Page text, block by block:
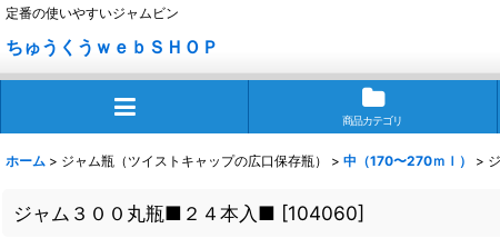
定番の使いやすいジャムビン
ちゅうくうｗｅｂＳＨＯＰ
商品カテゴリ
ホーム > ジャム瓶（ツイストキャップの広口保存瓶） > 中（170〜270ｍｌ） >
ジャム３００丸瓶■２４本入■ [104060]